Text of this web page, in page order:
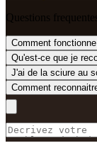
Questions frequentes
Comment
Qu'est-ce que je
J'ai de la sciure au
Comment